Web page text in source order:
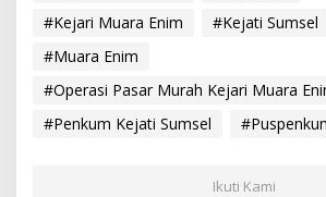
#Kejari Muara Enim
#Kejati Sumsel
#Muara Enim
#Operasi Pasar Murah Kejari Muara
#Penkum Kejati Sumsel
Ikuti Kami